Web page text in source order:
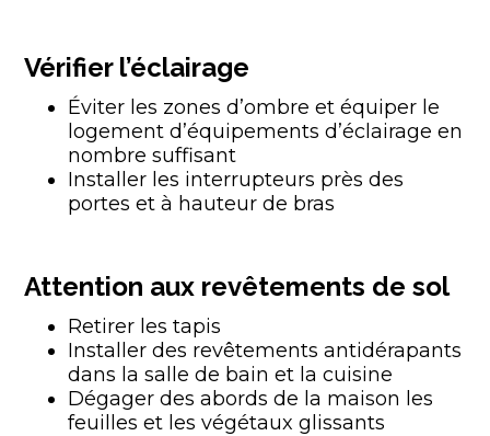
Vérifier l’éclairage
Éviter les zones d’ombre et équiper le
logement d’équipements d’éclairage en
nombre suffisant
Installer les interrupteurs près des
portes et à hauteur de bras
Attention aux revêtements de sol
Retirer les tapis
Installer des revêtements antidérapants
dans la salle de bain et la cuisine
Dégager des abords de la maison les
feuilles et les végétaux glissants